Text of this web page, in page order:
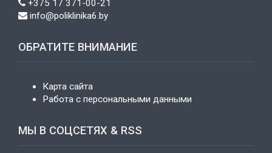
+375 17 371-00-21
info@poliklinika6.by
ОБРАТИТЕ ВНИМАНИЕ
Карта сайта
Работа с персональными данными
МЫ В СОЦСЕТЯХ & RSS